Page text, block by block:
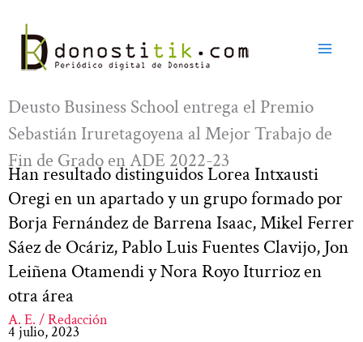
contenido
Deusto Business School entrega el Premio
Sebastián Iruretagoyena al Mejor Trabajo de
Fin de Grado en ADE 2022-23
Han resultado distinguidos Lorea Intxausti
Oregi en un apartado y un grupo formado por
Borja Fernández de Barrena Isaac, Mikel Ferrer
Sáez de Ocáriz, Pablo Luis Fuentes Clavijo, Jon
Leiñena Otamendi y Nora Royo Iturrioz en
otra área
A. E. / Redacción
4 julio, 2023